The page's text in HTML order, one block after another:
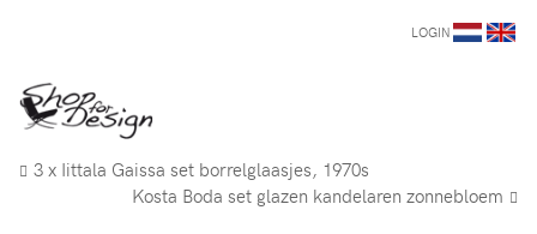
LOGIN
3 x Iittala Gaissa set borrelglaasjes, 1970s
Kosta Boda set glazen kandelaren zonnebloem